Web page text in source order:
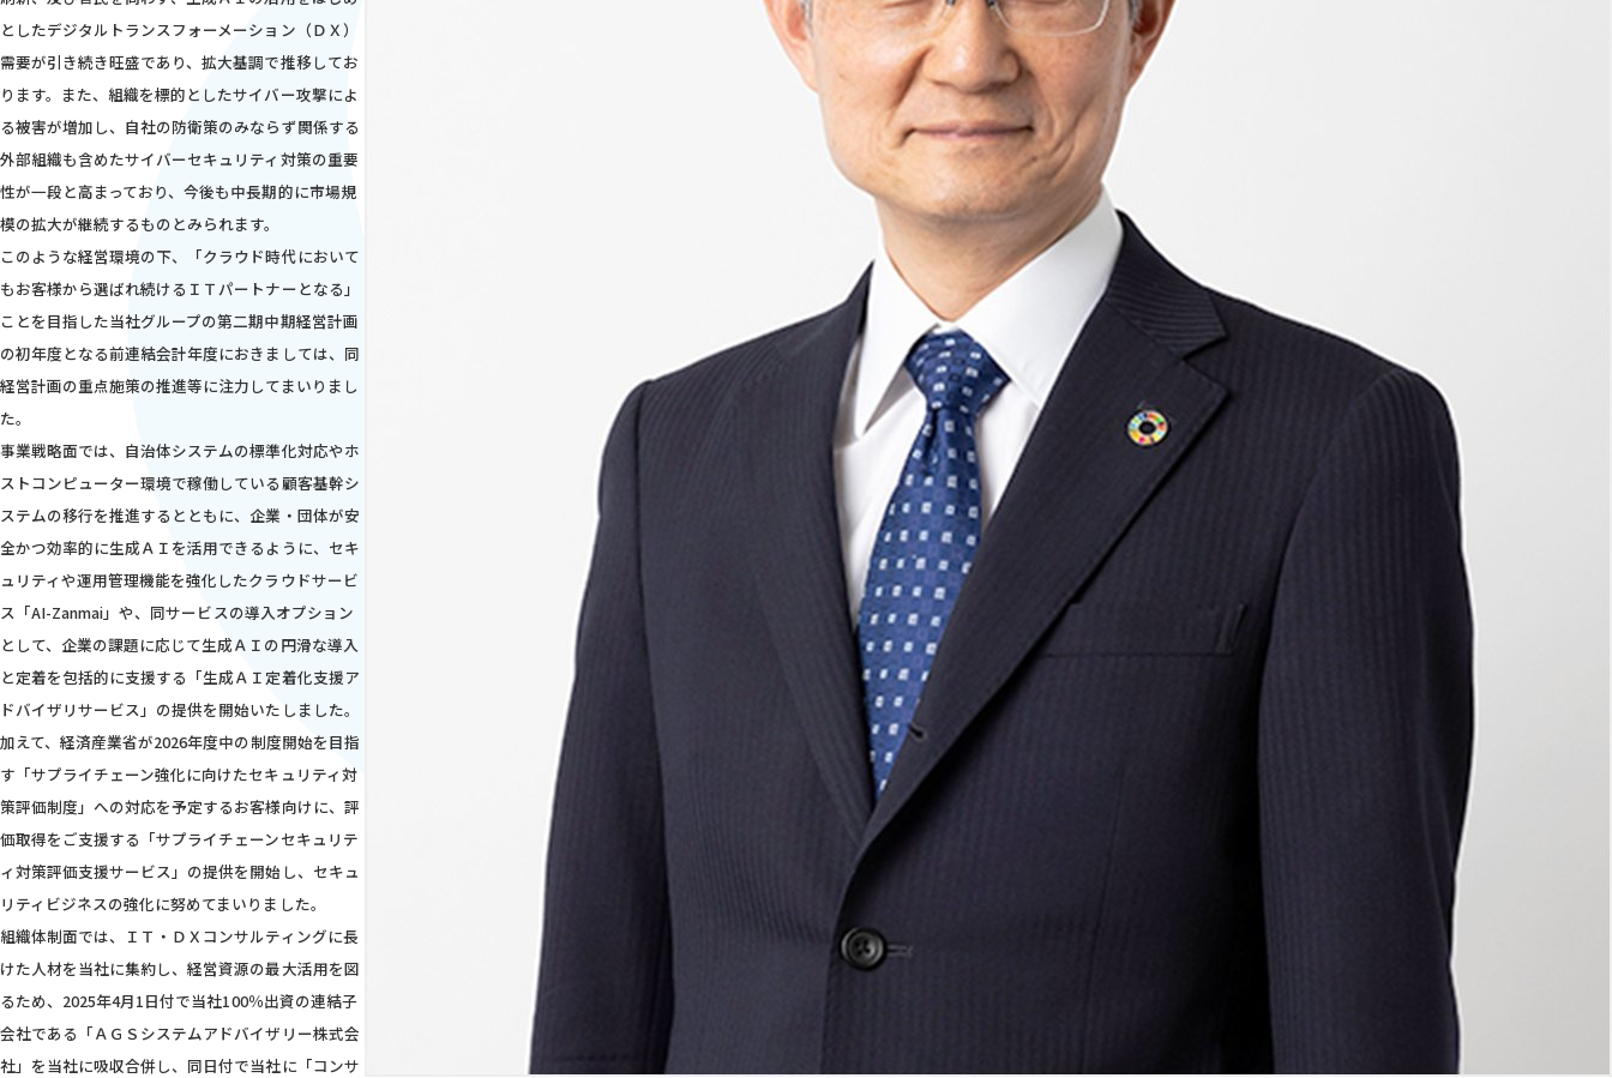
としたデジタルトランスフォーメーション（ＤＸ）
需要が引き続き旺盛であり、拡大基調で推移してお
ります。また、組織を標的としたサイバー攻撃によ
る被害が増加し、自社の防衛策のみならず関係する
外部組織も含めたサイバーセキュリティ対策の重要
性が一段と高まっており、今後も中長期的に市場規
模の拡大が継続するものとみられます。
このような経営環境の下、「クラウド時代において
もお客様から選ばれ続けるＩＴパートナーとなる」
ことを目指した当社グループの第二期中期経営計画
の初年度となる前連結会計年度におきましては、同
経営計画の重点施策の推進等に注力してまいりまし
た。
事業戦略面では、自治体システムの標準化対応やホ
ストコンピューター環境で稼働している顧客基幹シ
ステムの移行を推進するとともに、企業・団体が安
全かつ効率的に生成ＡＩを活用できるように、セキ
ュリティや運用管理機能を強化したクラウドサービ
ス「AI-Zanmai」や、同サービスの導入オプション
として、企業の課題に応じて生成ＡＩの円滑な導入
と定着を包括的に支援する「生成ＡＩ定着化支援ア
ドバイザリサービス」の提供を開始いたしました。
加えて、経済産業省が2026年度中の制度開始を目指
す「サプライチェーン強化に向けたセキュリティ対
策評価制度」への対応を予定するお客様向けに、評
価取得をご支援する「サプライチェーンセキュリテ
ィ対策評価支援サービス」の提供を開始し、セキュ
リティビジネスの強化に努めてまいりました。
組織体制面では、ＩＴ・ＤＸコンサルティングに長
けた人材を当社に集約し、経営資源の最大活用を図
るため、2025年4月1日付で当社100％出資の連結子
会社である「ＡＧＳシステムアドバイザリー株式会
社」を当社に吸収合併し、同日付で当社に「コンサ